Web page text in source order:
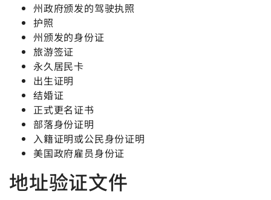
州政府颁发的驾驶执照
护照
州颁发的身份证
旅游签证
永久居民卡
出生证明
结婚证
正式更名证书
部落身份证明
入籍证明或公民身份证明
美国政府雇员身份证
地址验证文件